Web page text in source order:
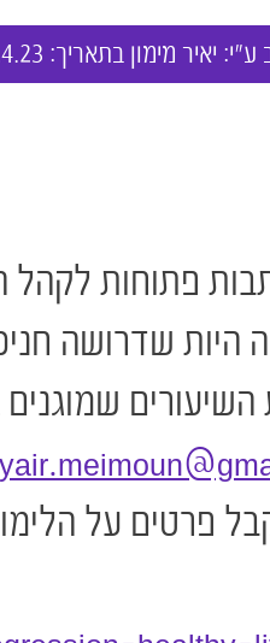
ע״י: יאיר מימון בתאריך: 10.4.23
פתוחות לקהל
היות שדרושה
השיעורים
פרטים על